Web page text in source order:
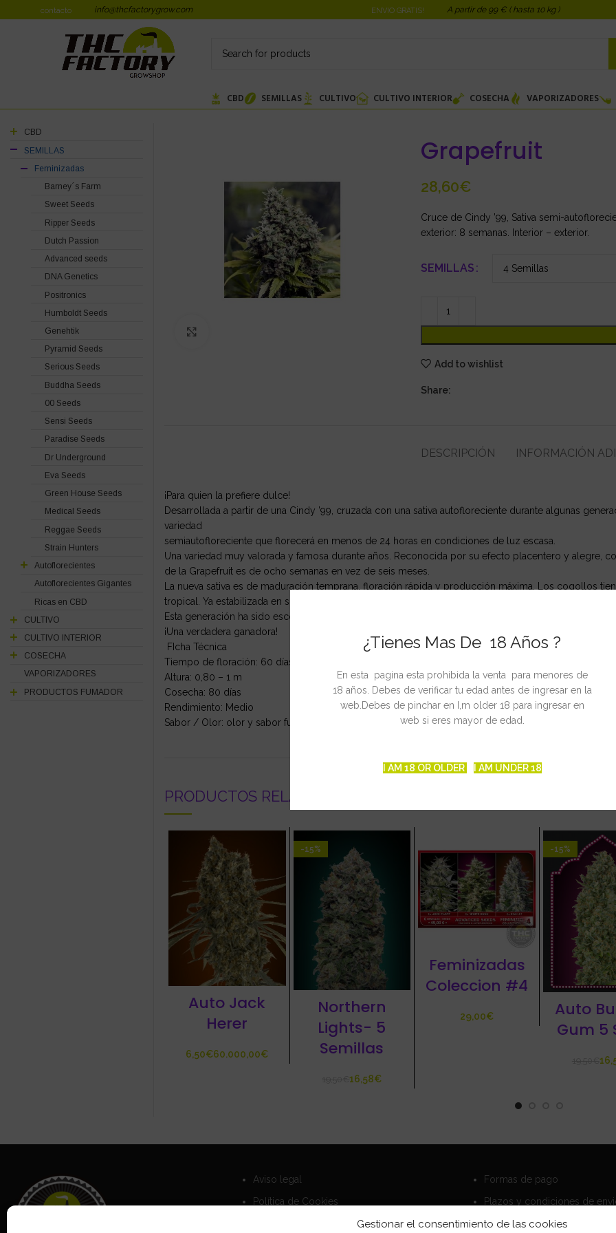
¿Tienes Mas De 18 Años ?
En esta pagina esta prohibida la venta para menores de
18 años. Debes de verificar tu edad antes de ingresar en la
web.Debes de pinchar en I,m older 18 para ingresar en
web si eres mayor de edad.
I AM 18 OR OLDER I AM UNDER 18
Gestionar el consentimiento de las cookies
contacto info@thcfactorygrow.com ENVIO GRATIS! A partir de 99 € ( hasta 10 kg )
CBD SEMILLAS CULTIVO CULTIVO INTERIOR COSECHA VAPORIZADORES
Grapefruit
€
Cruce de Cindy ’99, Sativa semi-
exterior: 8 semanas. Interior – exterior.
SEMILLAS
Add to wishlist
Share:
DESCRIPCIÓN INFORMACIÓN
¡Para quien la prefiere dulce!
Desarrollada a partir de una Cindy ’99, cruzada con una sativa autofloreciente durante algunas
variedad
semiautofloreciente que florecerá en menos de 24 horas en condiciones de luz escasa.
Una variedad muy valorada y famosa durante años. Reconocida por su efecto placentero y alegre,
de la Grapefruit es de ocho semanas en vez de seis meses.
La nueva sativa es de maduración temprana, floración rápida y producción máxima. Los cogollos
tropical. Ya estabilizada en su madurez desde algunas generaciones.
Esta generación ha sido escogida considerando los fenotipos más bajos.
¡Una verdadera ganadora!
FIcha Técnica
Tiempo de floración: 60 días
Altura: 0,80 – 1 m
Cosecha: 80 días
Rendimiento: Medio
Sabor / Olor: olor y sabor fuerte cítricos, como a pomelo.
PRODUCTOS RELACIONADOS
Auto Jack
Herer
€ €
-15%
Northern
Lights- 5
Semillas
€16,58€
Feminizadas
Coleccion #4
€
-15%
Auto
Gum 5
CBD
SEMILLAS
Feminizadas
Barney´s Farm
Sweet Seeds
Ripper Seeds
Dutch Passion
Advanced seeds
DNA Genetics
Positronics
Humboldt Seeds
Genehtik
Pyramid Seeds
Serious Seeds
Buddha Seeds
00 Seeds
Sensi Seeds
Paradise Seeds
Dr Underground
Eva Seeds
Green House Seeds
Medical Seeds
Reggae Seeds
Strain Hunters
Autoflorecientes
Autoflorecientes Gigantes
Ricas en CBD
CULTIVO
CULTIVO INTERIOR
COSECHA
VAPORIZADORES
PRODUCTOS FUMADOR
Aviso legal
Política de Cookies
Formas de pago
Plazos y condiciones de
Politica de devoluciones